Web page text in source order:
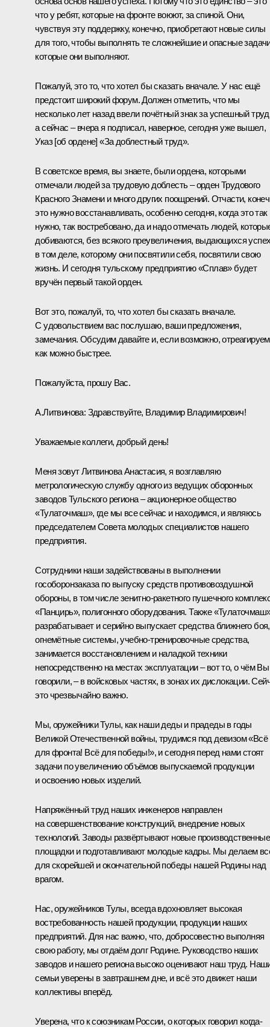
что у ребят, которые на фронте воюют, за спиной. Они,
чувствуя эту поддержку, конечно, приобретают новые силы
для того, чтобы выполнять те сложнейшие и опасные
которые они выполняют.
Пожалуй, это то, что хотел бы сказать вначале. У нас ещё
предстоит широкий форум. Должен отметить, что мы
несколько лет назад ввели почётный знак за успешный
а сейчас – вчера я подписал, наверное, сегодня уже вышел,
Указ[об ордене] «За доблестный труд».
В советское время, вы знаете, были ордена, которыми
отмечали людей за трудовую доблесть – орден Трудового
Красного Знамени и много других поощрений. Отчасти,
это нужно восстанавливать, особенно сегодня, когда это так
нужно, так востребовано, да и надо отмечать людей,
добиваются, без всякого преувеличения, выдающихся
в том деле, которому они посвятили себя, посвятили свою
жизнь. И сегодня тульскому предприятию «Сплав» будет
вручён первый такой орден.
Вот это, пожалуй, то, что хотел бы сказать вначале.
С удовольствием вас послушаю, ваши предложения,
замечания. Обсудим давайте и, если возможно, отреагируем
как можно быстрее.
Пожалуйста, прошу Вас.
А.Литвинова: Здравствуйте, Владимир Владимирович!
Уважаемые коллеги, добрый день!
Меня зовут Литвинова Анастасия, я возглавляю
метрологическую службу одного из ведущих оборонных
заводов Тульского региона – акционерное общество
«Тулаточмаш», где мы все сейчас и находимся, и являюсь
председателем Совета молодых специалистов нашего
предприятия.
Сотрудники наши задействованы в выполнении
гособоронзаказа по выпуску средств противовоздушной
обороны, в том числе зенитно-ракетного пушечного
«Панцирь», полигонного оборудования. Также
разрабатывает и серийно выпускает средства ближнего боя,
огнемётные системы, учебно-тренировочные средства,
занимается восстановлением и наладкой техники
непосредственно на местах эксплуатации – вот то, о чём Вы
говорили, – в войсковых частях, в зонах их дислокации.
это чрезвычайно важно.
Мы, оружейники Тулы, как наши деды и прадеды в годы
Великой Отечественной войны, трудимся под девизом «Всё
для фронта! Всё для победы!», и сегодня перед нами стоят
задачи по увеличению объёмов выпускаемой продукции
и освоению новых изделий.
Напряжённый труд наших инженеров направлен
на совершенствование конструкций, внедрение новых
технологий. Заводы развёртывают новые производственные
площадки и подготавливают молодые кадры. Мы делаем
для скорейшей и окончательной победы нашей Родины над
врагом.
Нас, оружейников Тулы, всегда вдохновляет высокая
востребованность нашей продукции, продукции наших
предприятий. Для нас важно, что, добросовестно выполняя
свою работу, мы отдаём долг Родине. Руководство наших
заводов и нашего региона высоко оценивают наш труд.
семьи уверены в завтрашнем дне, и всё это движет наши
коллективы вперёд.
Уверена, что к союзникам России, о которых говорил когда-